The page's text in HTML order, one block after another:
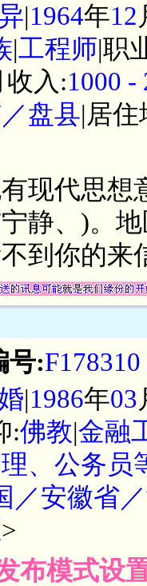
|1964年12
|工程师|职
收入:1000
盘县|居住
现代思想
静、)。
到你的来
号:F178310
|1986年03
:佛教|金融
、公务员
／安徽省
>
布模式设